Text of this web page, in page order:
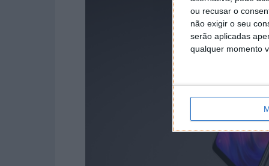
ou recusar o
não exigir o seu
serão aplicadas
qualquer momento